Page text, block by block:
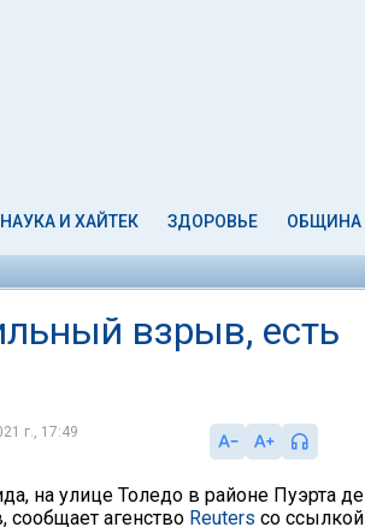
НАУКА И ХАЙТЕК ЗДОРОВЬЕ ОБЩИНА
взрыв, есть
г., 17:49
на улице Толедо в районе Пуэрта де
агенство Reuters со ссылкой